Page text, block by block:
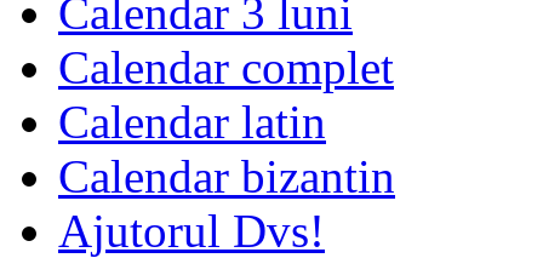
Calendar 3 luni
Calendar complet
Calendar latin
Calendar bizantin
Ajutorul Dvs!